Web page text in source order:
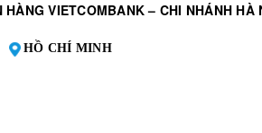
VIETCOMBANK – CHI NHÁNH HÀ
HỒ CHÍ MINH